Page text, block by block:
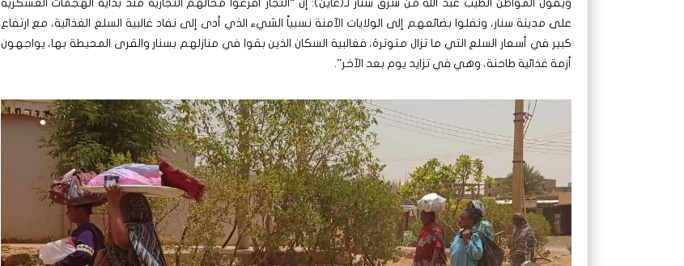
ويقول المواطن الطيب عبد الله من شرق سنار لـ(عاين): إن “التجار أفرغوا محالهم التجارية منذ بداية الهجمات العسكرية
على مدينة سنار، ونقلوا بضائعهم إلى الولايات الآمنة نسبياً الشيء الذي أدى إلى نفاد غالبية السلع الغذائية، مع ارتفاع
كبير في أسعار السلع التي ما تزال متوترة، فغالبية السكان الذين بقوا في منازلهم بسنار والقرى المحيطة بها، يواجهون
أزمة غذائية طاحنة، وهي في تزايد يوم بعد الآخر”.